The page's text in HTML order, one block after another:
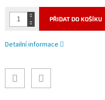
PŘIDAT DO KOŠÍKU
Detailní informace